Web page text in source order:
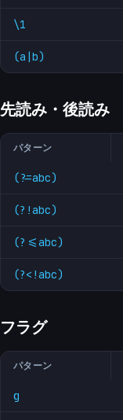
\1
(a|b)
先読み・後読み
パターン
(?=abc)
(?!abc)
(?<=abc)
(?<!abc)
フラグ
パターン
g